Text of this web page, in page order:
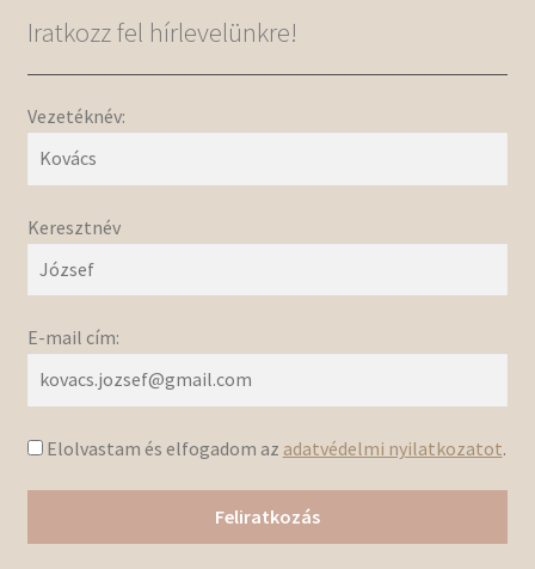
Iratkozz fel hírlevelünkre!
Vezetéknév:
Keresztnév
E-mail cím:
Elolvastam és elfogadom az adatvédelmi nyilatkozatot.